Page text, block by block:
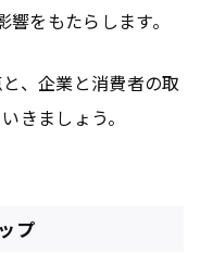
をもたらします。
、企業と消費者の取
きましょう。
プ